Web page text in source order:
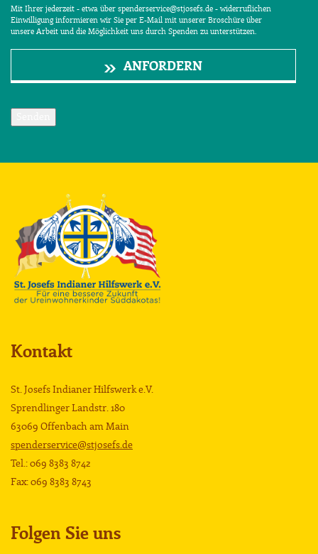
Mit Ihrer jederzeit - etwa über spenderservice@stjosefs.de - widerruflichen
Einwilligung informieren wir Sie per E-Mail mit unserer Broschüre über
unsere Arbeit und die Möglichkeit uns durch Spenden zu unterstützen.
ANFORDERN
Kontakt
St. Josefs Indianer Hilfswerk e.V.
Sprendlinger Landstr. 180
63069 Offenbach am Main
spenderservice@stjosefs.de
Tel.: 069 8383 8742
Fax: 069 8383 8743
Folgen Sie uns